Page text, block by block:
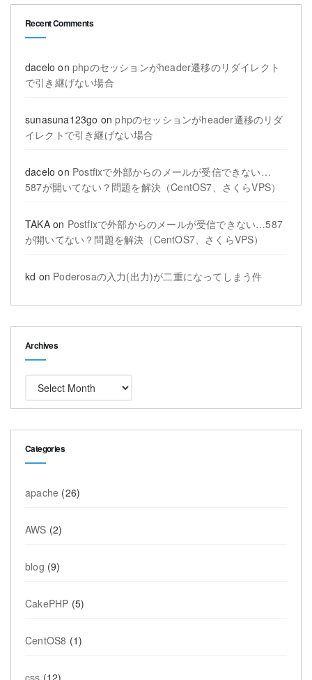
Recent Comments
dacelo onphpのセッションがheader遷移のリダイレクト
で引き継げない場合
sunasuna123go onphpのセッションがheader遷移のリダ
イレクトで引き継げない場合
dacelo on Postfixで外部からのメールが受信できない…
587が開いてない？問題を解決（CentOS7、さくらVPS）
TAKAon Postfixで外部からのメールが受信できない…587
が開いてない？問題を解決（CentOS7、さくらVPS）
kd on Poderosaの入力(出力)が二重になってしまう件
ArchivesArchives
Categories
apache (26)
AWS (2)
blog (9)
CakePHP (5)
CentOS8 (1)